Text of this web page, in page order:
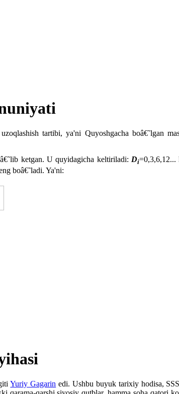
tartibi, ya'ni Quyoshgacha boâ€˜lgan
ketgan. U quyidagicha keltiriladi: Di=0,3,6,12...
boâ€˜ladi. Ya'ni:
Yuriy Gagarin edi. Ushbu buyuk tarixiy hodisa,